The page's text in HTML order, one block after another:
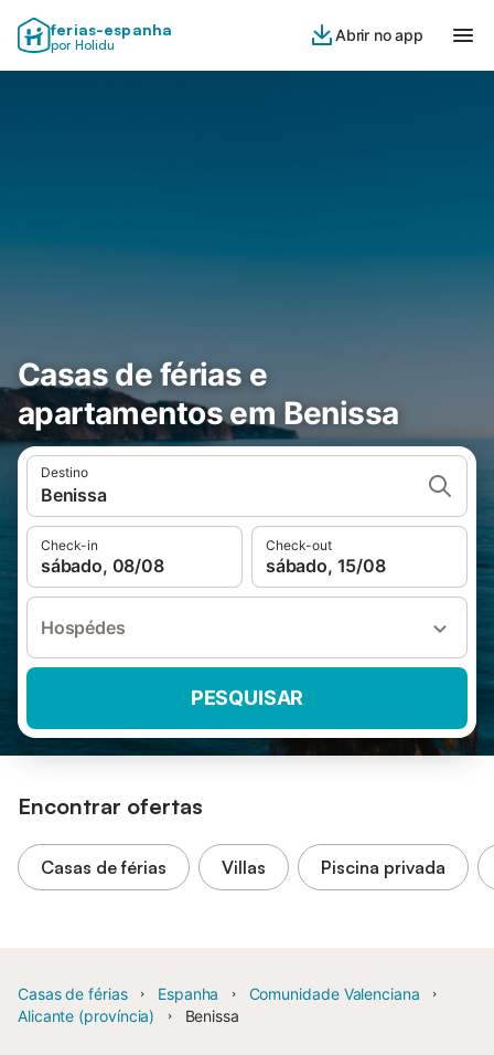
ferias-espanha
por Holidu
Abrir no app
Casas de férias e
apartamentos em Benissa
Destino
Benissa
Check-in
sábado, 08/08
Check-out
sábado, 15/08
Hospédes
PESQUISAR
Encontrar ofertas
Casas de férias Villas Piscina privada
Casas de férias Espanha
Comunidade Valenciana
Alicante (província)
Benissa